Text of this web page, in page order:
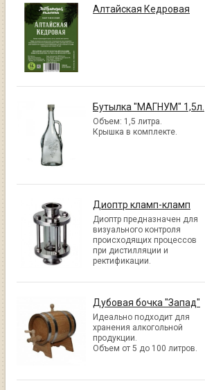
Алтайская Кедровая
Бутылка "МАГНУМ" 1,5л.
Объем: 1,5 литра.
Крышка в комплекте.
Диоптр кламп-кламп
Диоптр предназначен для
визуального контроля
происходящих процессов
при дистилляции и
ректификации.
Дубовая бочка "Запад"
Идеально подходит для
хранения алкогольной
продукции.
Объем от 5 до 100 литров.